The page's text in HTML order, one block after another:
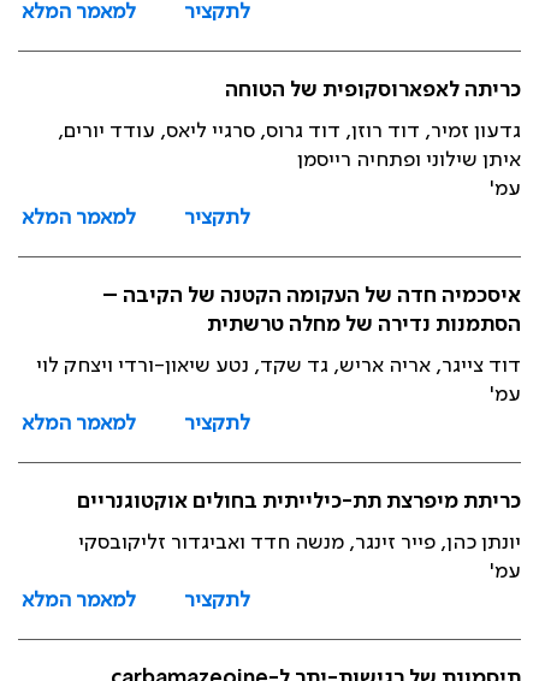
לתקציר
למאמר המלא
כריתה לאפארוסקופית של הטוחה
גדעון זמיר, דוד רוזן, דוד גרוס, סרגיי ליאס, עודד יורים,
איתן שילוני ופתחיה רייסמן
עמ'
לתקציר
למאמר המלא
איסכמיה חדה של העקומה הקטנה של הקיבה –
הסתמנות נדירה של מחלה טרשתית
דוד צייגר, אריה אריש, גד שקד, נטע שיאון-ורדי ויצחק לוי
עמ'
לתקציר
למאמר המלא
כריתת מיפרצת תת-כילייתית בחולים אוקטוגנריים
יונתן כהן, פייר זינגר, מנשה חדד ואביגדור זליקובסקי
עמ'
לתקציר
למאמר המלא